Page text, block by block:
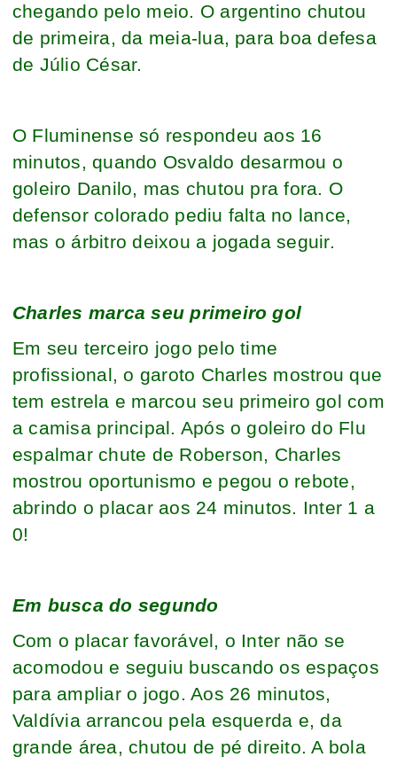
chegando pelo meio. O argentino chutou
de primeira, da meia-lua, para boa defesa
de Júlio César.
O Fluminense só respondeu aos 16
minutos, quando Osvaldo desarmou o
goleiro Danilo, mas chutou pra fora. O
defensor colorado pediu falta no lance,
mas o árbitro deixou a jogada seguir.
Charles marca seu primeiro gol
Em seu terceiro jogo pelo time
profissional, o garoto Charles mostrou que
tem estrela e marcou seu primeiro gol com
a camisa principal. Após o goleiro do Flu
espalmar chute de Roberson, Charles
mostrou oportunismo e pegou o rebote,
abrindo o placar aos 24 minutos. Inter 1 a
0!
Em busca do segundo
Com o placar favorável, o Inter não se
acomodou e seguiu buscando os espaços
para ampliar o jogo. Aos 26 minutos,
Valdívia arrancou pela esquerda e, da
grande área, chutou de pé direito. A bola